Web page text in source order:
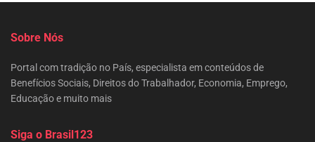
Sobre Nós
Portal com tradição no País, especialista em conteúdos de
Benefícios Sociais, Direitos do Trabalhador, Economia, Emprego,
Educação e muito mais
Siga o Brasil123